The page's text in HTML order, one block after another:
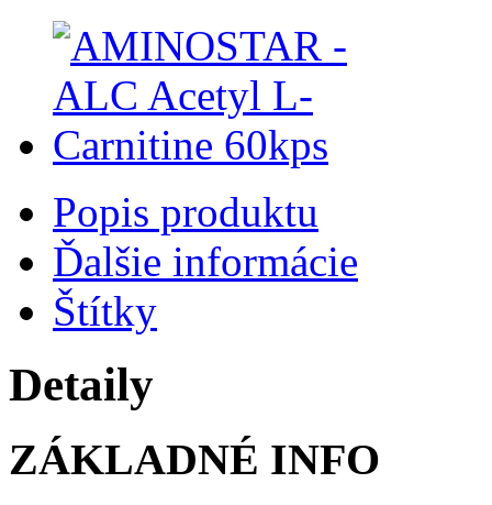
Popis produktu
Ďalšie informácie
Štítky
Detaily
ZÁKLADNÉ INFO